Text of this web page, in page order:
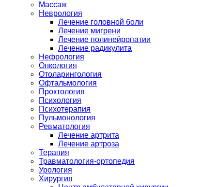
Массаж
Неврология
Лечение головной боли
Лечение мигрени
Лечение полинейропатии
Лечение радикулита
Нефрология
Онкология
Отоларингология
Офтальмология
Проктология
Психология
Психотерапия
Пульмонология
Ревматология
Лечение артрита
Лечение артроза
Терапия
Травматология-ортопедия
Урология
Хирургия